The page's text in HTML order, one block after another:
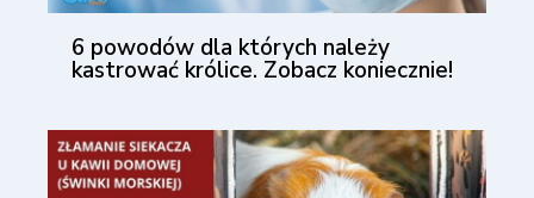
6 powodów dla których należy
kastrować królice. Zobacz koniecznie!